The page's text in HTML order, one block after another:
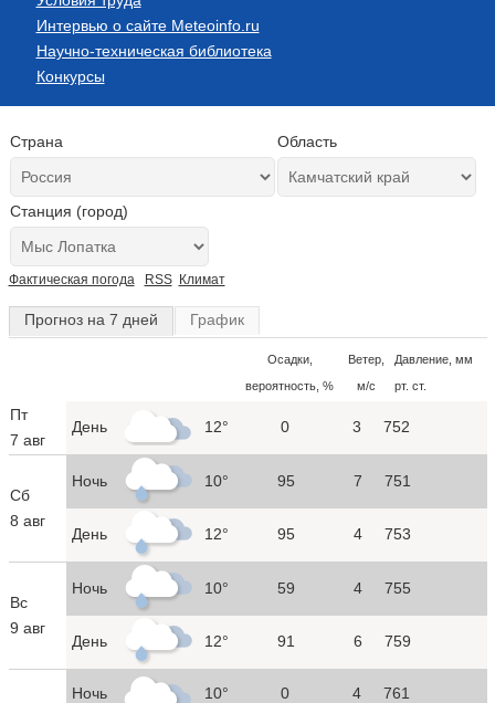
Интервью о сайте Meteoinfo.ru
Научно-техническая библиотека
Конкурсы
Страна Область
Станция (город)
Фактическая погода RSS Климат
Прогноз на 7 дней График
Осадки,
вероятность, %
Ветер,
м/с
Давление, мм
рт. ст.
Пт
7 авг
День 12° 0 3 752
Сб
8 авг
Ночь 10° 95 7 751
День 12° 95 4 753
Вс
9 авг
Ночь 10° 59 4 755
День 12° 91 6 759
Ночь 10° 0 4 761